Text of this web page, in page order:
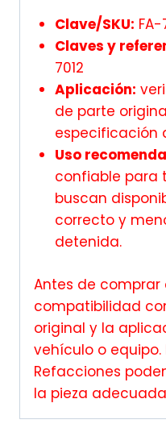
Clave/SKU: FA-
Claves y
7012
Aplicación:
de parte
especificación
Uso
confiable para
buscan
correcto y
detenida.
Antes de
compatibilidad
original y la
vehículo o equipo.
Refacciones
la pieza